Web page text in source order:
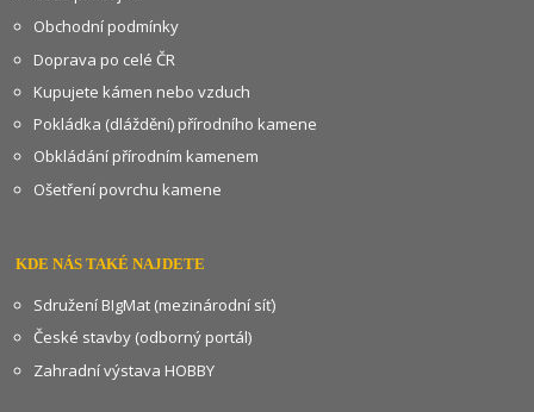
Obchodní podmínky
Doprava po celé ČR
Kupujete kámen nebo vzduch
Pokládka (dláždění) přírodního kamene
Obkládání přírodním kamenem
Ošetření povrchu kamene
KDE NÁS TAKÉ NAJDETE
Sdružení BIgMat (mezinárodní síť)
České stavby (odborný portál)
Zahradní výstava HOBBY